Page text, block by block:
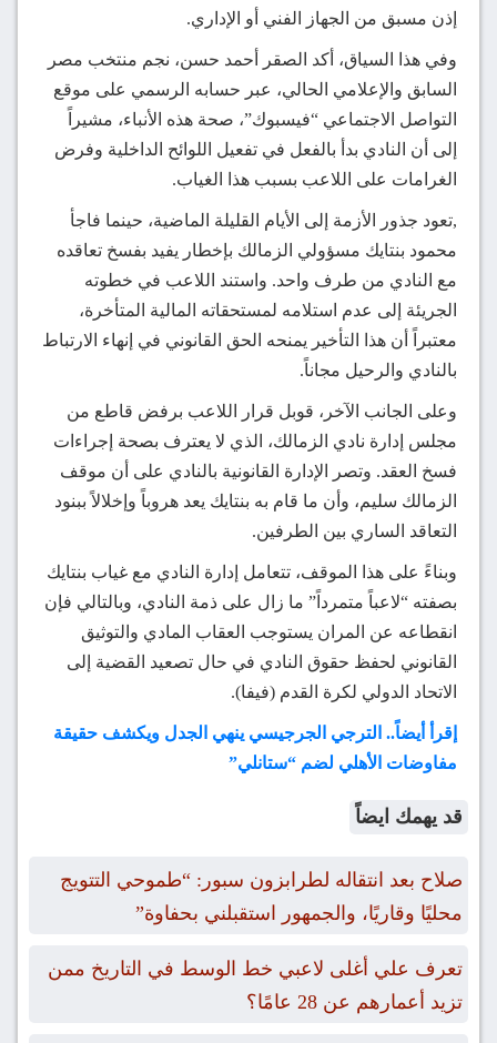
إذن مسبق من الجهاز الفني أو الإداري.
وفي هذا السياق، أكد الصقر أحمد حسن، نجم منتخب مصر
السابق والإعلامي الحالي، عبر حسابه الرسمي على موقع
التواصل الاجتماعي “فيسبوك”، صحة هذه الأنباء، مشيراً
إلى أن النادي بدأ بالفعل في تفعيل اللوائح الداخلية وفرض
الغرامات على اللاعب بسبب هذا الغياب.
,تعود جذور الأزمة إلى الأيام القليلة الماضية، حينما فاجأ
محمود بنتايك مسؤولي الزمالك بإخطار يفيد بفسخ تعاقده
مع النادي من طرف واحد. واستند اللاعب في خطوته
الجريئة إلى عدم استلامه لمستحقاته المالية المتأخرة،
معتبراً أن هذا التأخير يمنحه الحق القانوني في إنهاء الارتباط
بالنادي والرحيل مجاناً.
وعلى الجانب الآخر، قوبل قرار اللاعب برفض قاطع من
مجلس إدارة نادي الزمالك، الذي لا يعترف بصحة إجراءات
فسخ العقد. وتصر الإدارة القانونية بالنادي على أن موقف
الزمالك سليم، وأن ما قام به بنتايك يعد هروباً وإخلالاً ببنود
التعاقد الساري بين الطرفين.
وبناءً على هذا الموقف، تتعامل إدارة النادي مع غياب بنتايك
بصفته “لاعباً متمرداً” ما زال على ذمة النادي، وبالتالي فإن
انقطاعه عن المران يستوجب العقاب المادي والتوثيق
القانوني لحفظ حقوق النادي في حال تصعيد القضية إلى
الاتحاد الدولي لكرة القدم (فيفا).
إقرأ أيضاً.. الترجي الجرجيسي ينهي الجدل ويكشف حقيقة
مفاوضات الأهلي لضم “ستانلي”
قد يهمك ايضاً
صلاح بعد انتقاله لطرابزون سبور: “طموحي التتويج
محليًا وقاريًا، والجمهور استقبلني بحفاوة”
تعرف علي أغلى لاعبي خط الوسط في التاريخ ممن
تزيد أعمارهم عن 28 عامًا؟